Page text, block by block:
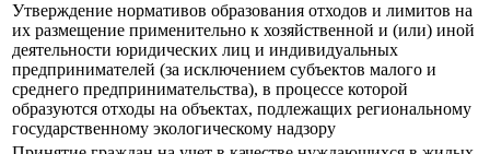
Утверждение нормативов образования отходов и лимитов на
их размещение применительно к хозяйственной и (или) иной
деятельности юридических лиц и индивидуальных
предпринимателей (за исключением субъектов малого и
среднего предпринимательства), в процессе которой
образуются отходы на объектах, подлежащих региональному
государственному экологическому надзору